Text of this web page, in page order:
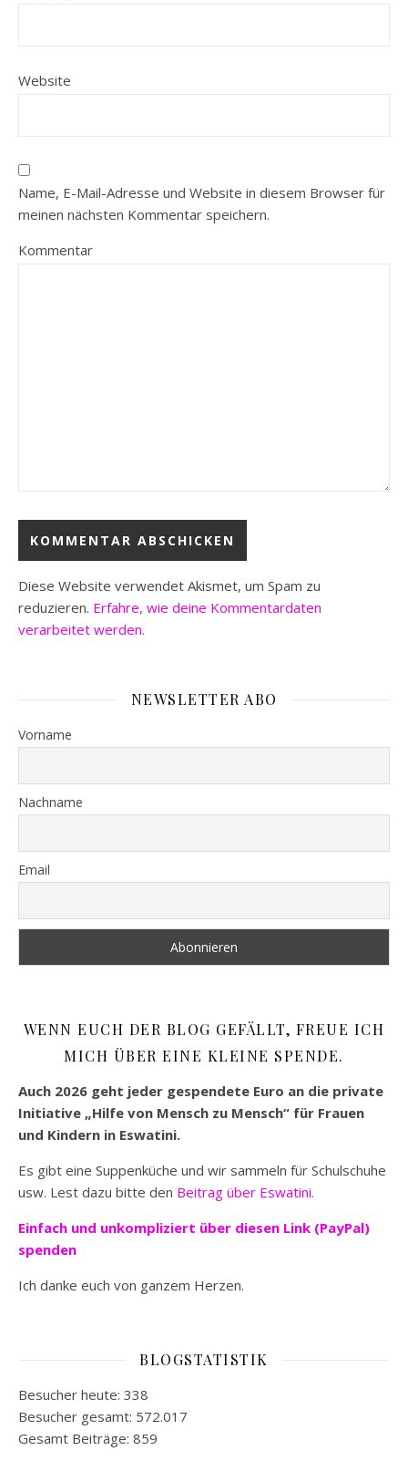
Website
Name, E-Mail-Adresse und Website in diesem Browser für
meinen nächsten Kommentar speichern.
Kommentar
Diese Website verwendet Akismet, um Spam zu
reduzieren. Erfahre, wie deine Kommentardaten
verarbeitet werden.
NEWSLETTER ABO
Vorname
Nachname
Email
WENN EUCH DER BLOG GEFÄLLT, FREUE ICH
MICH ÜBER EINE KLEINE SPENDE.
Auch 2026 geht jeder gespendete Euro an die private
Initiative „Hilfe von Mensch zu Mensch“ für Frauen
und Kindern in Eswatini.
Es gibt eine Suppenküche und wir sammeln für Schulschuhe
usw. Lest dazu bitte den Beitrag über Eswatini.
Einfach und unkompliziert über diesen Link (PayPal)
spenden
Ich danke euch von ganzem Herzen.
BLOGSTATISTIK
Besucher heute: 338
Besucher gesamt: 572.017
Gesamt Beiträge: 859